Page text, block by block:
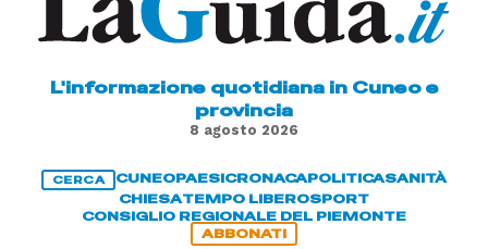
L'informazione quotidiana in Cuneo e
provincia
8 agosto 2026
CERCA CUNEOPAESICRONACAPOLITICASANITÀ
CHIESATEMPO LIBEROSPORT
CONSIGLIO REGIONALE DEL PIEMONTE
ABBONATI